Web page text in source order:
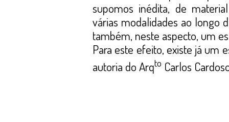
supomos inédita, de
várias modalidades ao longo
também, neste aspecto, um
Para este efeito, existe já um
autoria do Arqto Carlos